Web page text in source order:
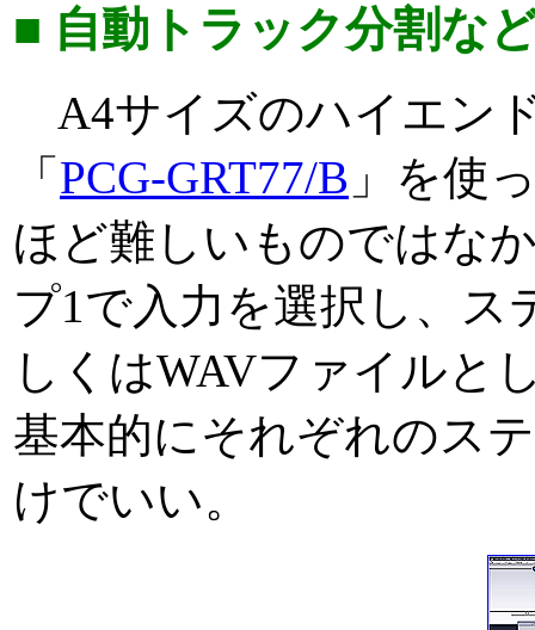
■ 自動トラック分割な
A4サイズのハイエン
「 PCG-GRT77/B 」を使
ほど難しいものではな
プ1で入力を選択し、ス
しくはWAVファイルと
基本的にそれぞれのス
けでいい。